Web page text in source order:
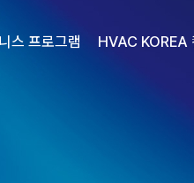
스 프로그램 HVAC KOREA